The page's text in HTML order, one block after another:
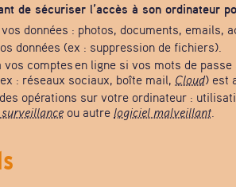
de sécuriser l’accès à son ordinateur
données : photos, documents, emails,
données (ex : suppression de fichiers).
vos comptes en ligne si vos mots de
: réseaux sociaux, boîte mail, Cloud) est
opérations sur votre ordinateur :
ou autre logiciel malveillant.